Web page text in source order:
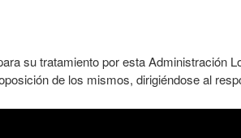
su tratamiento por esta Administración
de los mismos, dirigiéndose al